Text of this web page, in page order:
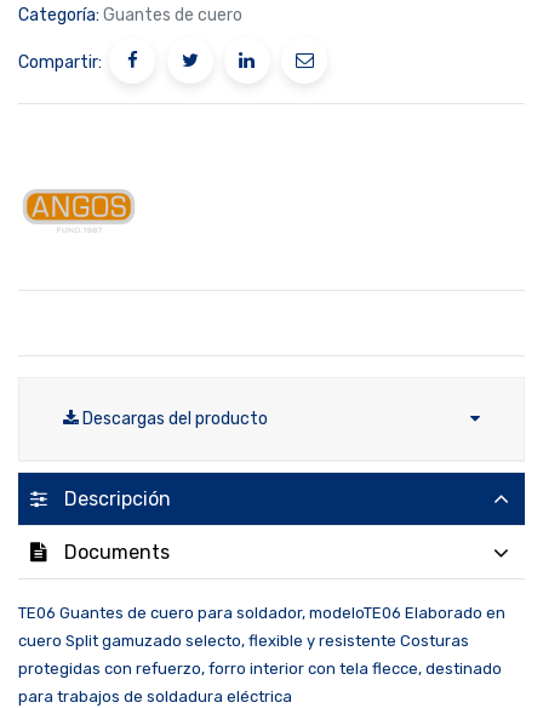
Categoría: Guantes de cuero
Compartir:
Descargas del producto
Descripción
Documents
TE06 Guantes de cuero para soldador, modeloTE06 Elaborado en
cuero Split gamuzado selecto, flexible y resistente Costuras
protegidas con refuerzo, forro interior con tela flecce, destinado
para trabajos de soldadura eléctrica